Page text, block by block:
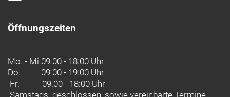
Öffnungszeiten
Mo. - Mi.09:00 - 18:00 Uhr
Do.
09:00 - 19:00 Uhr
Fr. 09.00 - 18:00 Uhr